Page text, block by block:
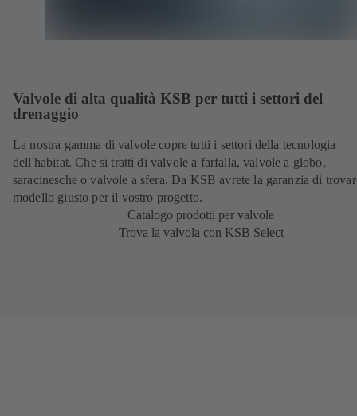
Valvole di alta qualità KSB per tutti i settori del
drenaggio
La nostra gamma di valvole copre tutti i settori della tecnologia
dell'habitat. Che si tratti di valvole a farfalla, valvole a globo,
saracinesche o valvole a sfera. Da KSB avrete la garanzia di
modello giusto per il vostro progetto.
Catalogo prodotti per valvole
Trova la valvola con KSB Select